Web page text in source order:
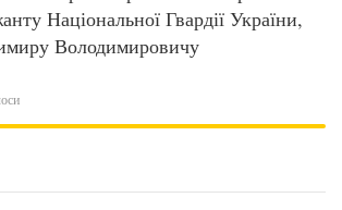
Національної Гвардії України,
Володимировичу